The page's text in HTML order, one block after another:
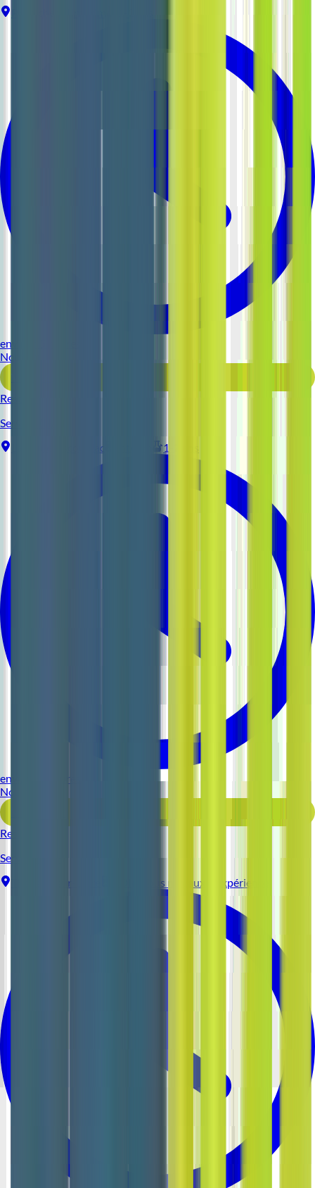
environ 5 heures
Nouveau
Reso 44
Serveur (H/F)
La Baule-Escoublac
1-2 ans
environ 5 heures
Nouveau
Reso 44
Serveur (H/F)
Thouaré-sur-Loire
Tous niveaux d'expérience